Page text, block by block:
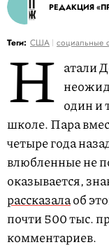
РЕДАКЦИЯ
Теги: США социальные
Н атали
один и
школе. Пара
четыре года
влюбленные не
оказывается,
рассказалаоб
почти 500 тыс.
комментариев.